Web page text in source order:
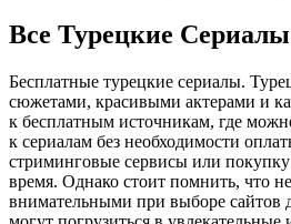
Все Турецкие
Бeсплaтныe турeцкиe сeриaлы.
сюжетами, красивыми актерами и
к бесплатным источникам, где
к сериалам без необходимости
стриминговые сервисы или
время. Однако стоит помнить, что
внимательными при выборе сайтов